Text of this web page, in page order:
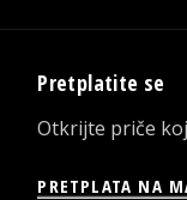
Pretplatite se
Otkrijte priče
PRETPLATA NA